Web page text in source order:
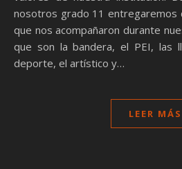
nosotros grado 11 entregaremos
que nos acompañaron durante
que son la bandera, el PEI, las
deporte, el artístico y…
LEER MÁS